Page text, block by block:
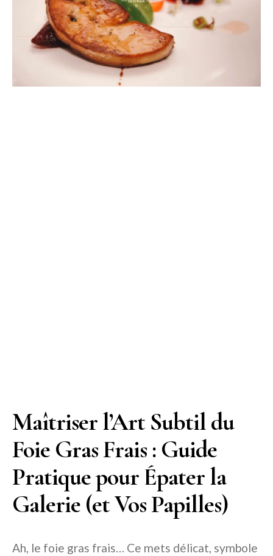
Maîtriser l’Art Subtil du
Foie Gras Frais : Guide
Pratique pour Épater la
Galerie (et Vos Papilles)
Ah, le foie gras frais… Ce mets délicat, symbole